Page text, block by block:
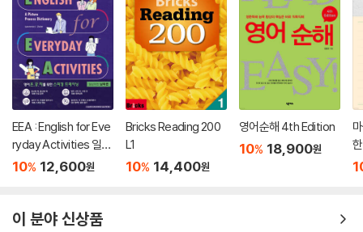
영어 공부에 있어 제가 후회하는 것, 여러분은 이러지 마세요.
CHAPTER 2 바꿔 말하니 호감도가 쑥 올라가는 표현 2
UNIT 1 친구에게 무언가를 부담 없이 추천할 때는 〉 I recommend it
???
UNIT 2 무료인지 물어볼 때는 〉 Is it free ???
UNIT 3 단 걸 안 좋아한다고 말할 때는 〉 I don’t like sweets ???
UNIT 4 처음 만나는 상대를 반갑게 맞이할 때는 〉 Welcome ???
UNIT 5 성격, 대화 방식, 태도까지 매력 있는 사람을 표현할 때는 〉 She’s
???
EEA : English for Eve
ryday Activities 일상
표현 낭독편
10% 12,600원
Bricks Reading 200
L1
10% 14,400원
영어순해 4th Edition
10% 18,900원
이 분야 신상품